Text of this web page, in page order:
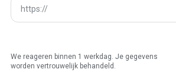
We reageren binnen 1 werkdag. Je gegevens
worden vertrouwelijk behandeld.